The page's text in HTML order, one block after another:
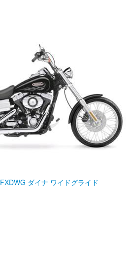
FXDWG ダイナ ワイドグライド